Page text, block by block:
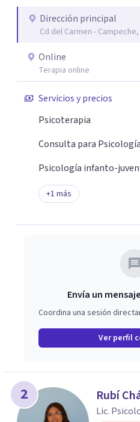
auténtica y comunicación
seguridad emocional y una
de cambio.
Dirección principal
Cd del Carmen -
Online
Terapia online
Servicios y precios
Psicoterapia
Consulta para Psicología
Psicología infanto-
+1 más
Envía un
Coordina una sesión
Ver perfil
2 Rubí
Lic.